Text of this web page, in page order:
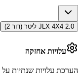
JLX 4X4 2.0 ליטר (דור 2)
עלויות אחזקה
הערכת עלויות שנתיות על בסיס 15,000